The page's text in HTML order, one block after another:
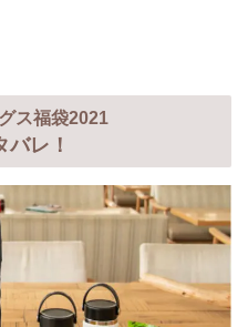
ス福袋2021
バレ！